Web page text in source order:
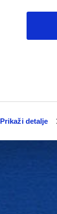
Prikaži detalje